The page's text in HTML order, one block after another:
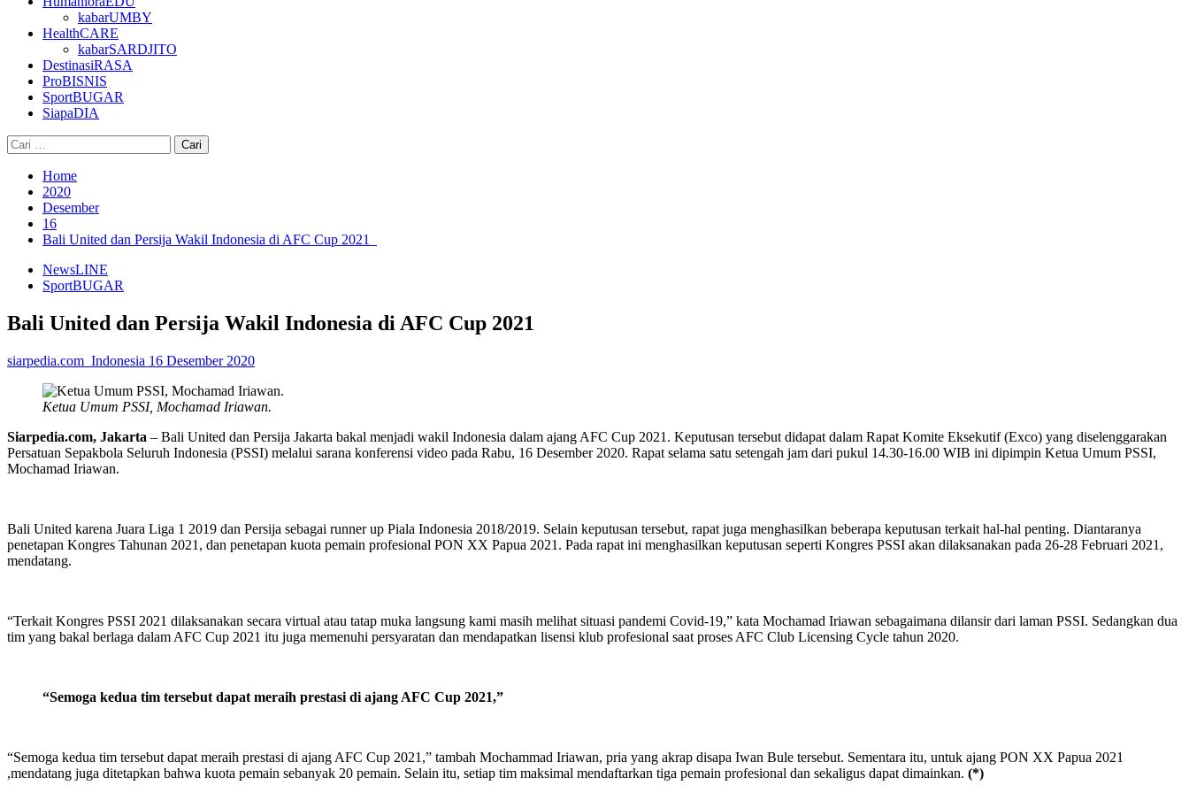
kabarUMBY
HealthCARE
kabarSARDJITO
DestinasiRASA
ProBISNIS
SportBUGAR
SiapaDIA
Cari
untuk:
Home
2020
Desember
16
Bali United dan Persija Wakil Indonesia di AFC Cup 2021
NewsLINE
SportBUGAR
Bali United dan Persija Wakil Indonesia di AFC Cup 2021
siarpedia.com_Indonesia 16 Desember 2020
Ketua Umum PSSI, Mochamad Iriawan.
Siarpedia.com, Jakarta – Bali United dan Persija Jakarta bakal menjadi wakil Indonesia dalam ajang AFC Cup 2021. Keputusan tersebut didapat dalam Rapat Komite Eksekutif (Exco) yang diselenggarakan
Persatuan Sepakbola Seluruh Indonesia (PSSI) melalui sarana konferensi video pada Rabu, 16 Desember 2020. Rapat selama satu setengah jam dari pukul 14.30-16.00 WIB ini dipimpin Ketua Umum PSSI,
Mochamad Iriawan.
Bali United karena Juara Liga 1 2019 dan Persija sebagai runner up Piala Indonesia 2018/2019. Selain keputusan tersebut, rapat juga menghasilkan beberapa keputusan terkait hal-hal penting. Diantaranya
penetapan Kongres Tahunan 2021, dan penetapan kuota pemain profesional PON XX Papua 2021. Pada rapat ini menghasilkan keputusan seperti Kongres PSSI akan dilaksanakan pada 26-28 Februari 2021,
mendatang.
“Terkait Kongres PSSI 2021 dilaksanakan secara virtual atau tatap muka langsung kami masih melihat situasi pandemi Covid-19,” kata Mochamad Iriawan sebagaimana dilansir dari laman PSSI. Sedangkan dua
tim yang bakal berlaga dalam AFC Cup 2021 itu juga memenuhi persyaratan dan mendapatkan lisensi klub profesional saat proses AFC Club Licensing Cycle tahun 2020.
“Semoga kedua tim tersebut dapat meraih prestasi di ajang AFC Cup 2021,”
“Semoga kedua tim tersebut dapat meraih prestasi di ajang AFC Cup 2021,” tambah Mochammad Iriawan, pria yang akrap disapa Iwan Bule tersebut. Sementara itu, untuk ajang PON XX Papua 2021
,mendatang juga ditetapkan bahwa kuota pemain sebanyak 20 pemain. Selain itu, setiap tim maksimal mendaftarkan tiga pemain profesional dan sekaligus dapat dimainkan. (*)